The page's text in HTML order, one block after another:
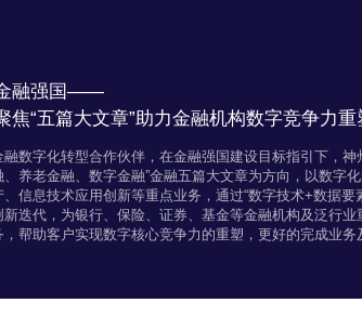
融强国——
焦“五篇大文章”助力金融机构数字竞争力重
数字化转型合作伙伴，在金融强国建设目标指引下，神
养老金融、数字金融”金融五篇大文章为方向，以数字
信息技术应用创新等重点业务，通过“数字技术+数据要
新迭代，为银行、保险、证券、基金等金融机构及泛行业
帮助客户实现数字核心竞争力的重塑，更好的完成业务